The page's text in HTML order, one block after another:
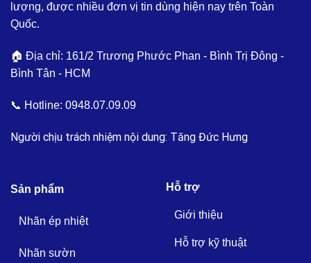
lượng, được nhiều đơn vị tin dùng hiện nay trên Toàn
Quốc.
🏠 Địa chỉ: 161/2 Trương Phước Phan - Bình Trị Đông -
Bình Tân - HCM
📞 Hotline: 0948.07.09.09
Người chịu trách nhiệm nội dung: Tăng Đức Hưng
Sản phẩm
Nhãn ép nhiệt
Nhãn sườn
Hỗ trợ
Giới thiệu
Hỗ trợ kỹ thuật